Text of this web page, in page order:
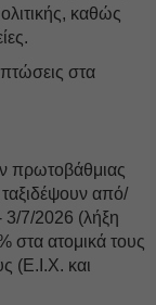
καθώς
στα
πρωτοβάθμιας
από/
3/7/2026 (λήξη
στα ατομικά τους
(Ε.Ι.Χ. και